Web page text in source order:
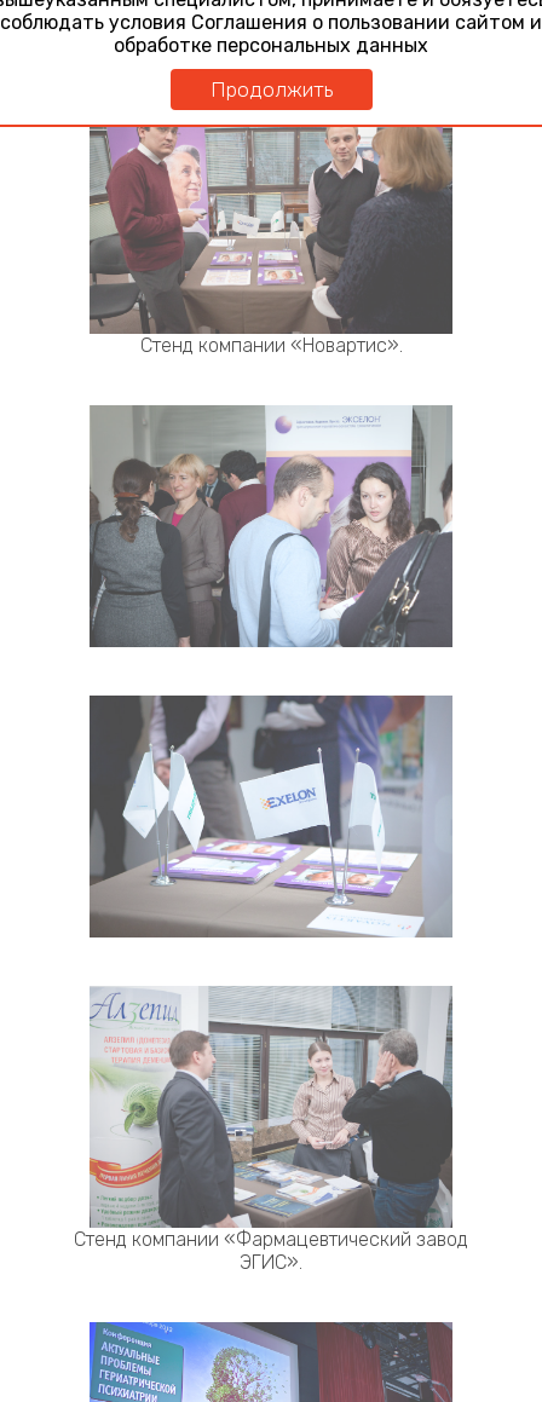
Цветы на стенде компании «ГлаксоСмитКляйн».
Стенд компании «Новартис».
Стенд компании «Фармацевтический завод
ЭГИС».
соблюдать условия Соглашения о пользовании сайтом и
обработке персональных данных
Продолжить